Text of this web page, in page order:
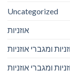
Uncategorized
אוזניות
ומגברי אוזניות